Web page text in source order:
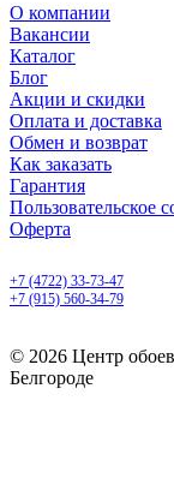
О компании
Вакансии
Каталог
Блог
Акции и скидки
Оплата и доставка
Обмен и возврат
Как заказать
Гарантия
Пользовательское
Оферта
+7 (4722) 33-73-47
+7 (915) 560-34-79
© 2026 Центр
Белгороде